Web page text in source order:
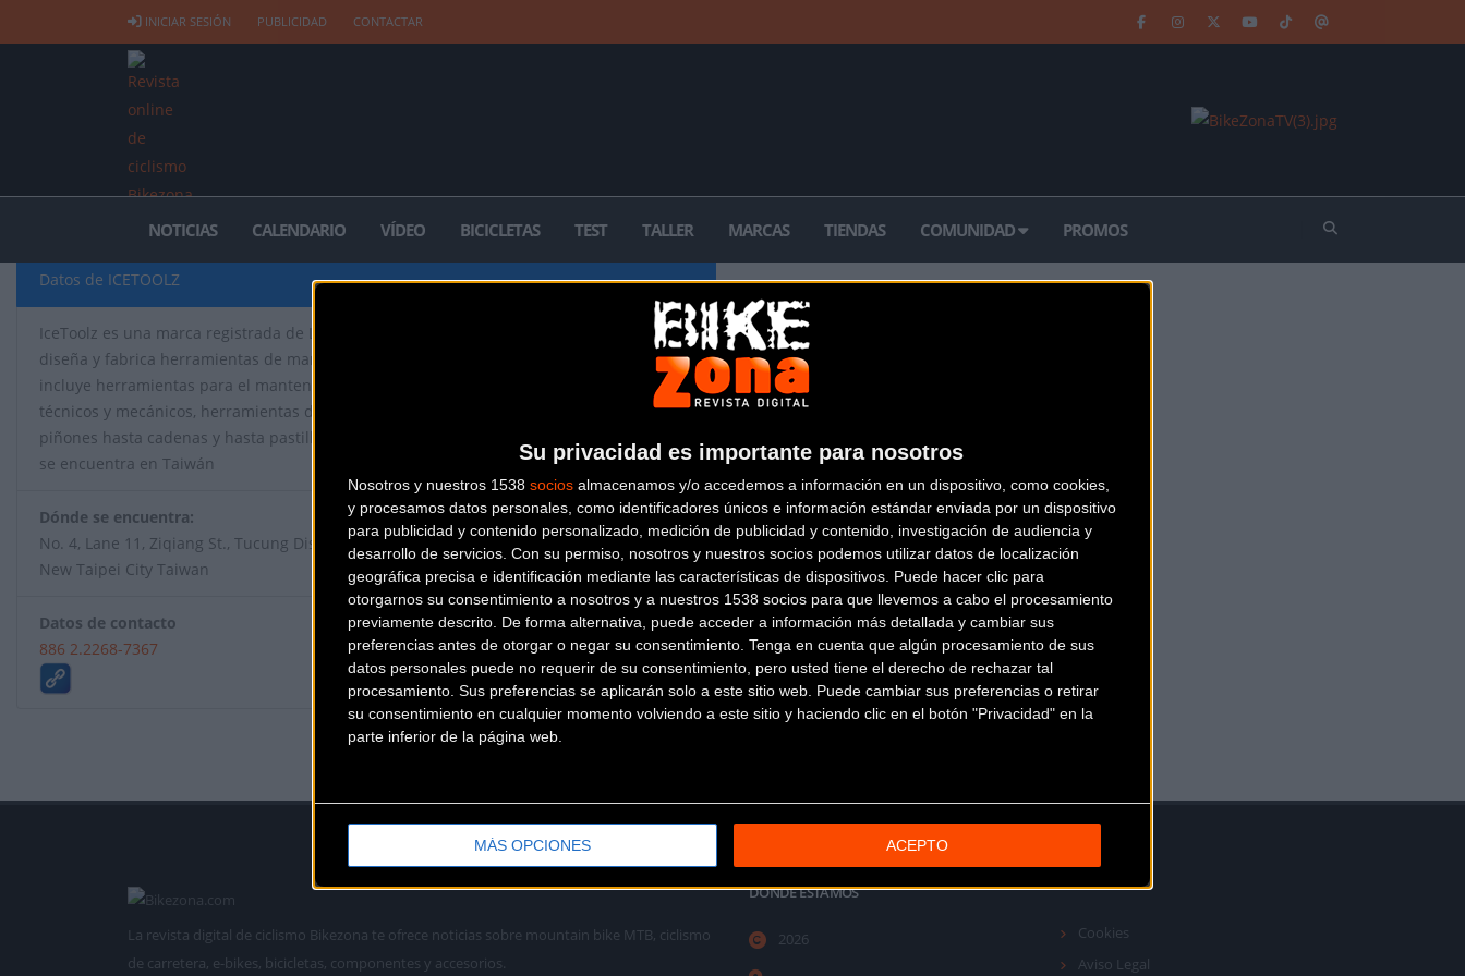
Su privacidad es importante para nosotros
Nosotros y nuestros 1538 socios almacenamos y/o accedemos a información en un dispositivo, como cookies,
y procesamos datos personales, como identificadores únicos e información estándar enviada por un dispositivo
para publicidad y contenido personalizado, medición de publicidad y contenido, investigación de audiencia y
desarrollo de servicios. Con su permiso, nosotros y nuestros socios podemos utilizar datos de localización
geográfica precisa e identificación mediante las características de dispositivos. Puede hacer clic para
otorgarnos su consentimiento a nosotros y a nuestros 1538 socios para que llevemos a cabo el procesamiento
previamente descrito. De forma alternativa, puede acceder a información más detallada y cambiar sus
preferencias antes de otorgar o negar su consentimiento. Tenga en cuenta que algún procesamiento de sus
datos personales puede no requerir de su consentimiento, pero usted tiene el derecho de rechazar tal
procesamiento. Sus preferencias se aplicarán solo a este sitio web. Puede cambiar sus preferencias o retirar
su consentimiento en cualquier momento volviendo a este sitio y haciendo clic en el botón "Privacidad" en la
parte inferior de la página web.
MÁS OPCIONES ACEPTO
INICIAR SESIÓN PUBLICIDAD CONTACTAR
NOTICIAS CALENDARIO VÍDEO BICICLETAS TEST TALLER MARCAS TIENDAS COMUNIDAD PROMOS
Datos de ICETOOLZ
IceToolz es una marca registrada de Lifu Bicycle Co., Ltd. y es la división de negocios que
diseña y fabrica herramientas de mantenimiento de bicicletas. La oferta de IceToolz
incluye herramientas para el mantenimiento periódico, kits de reparación de emergencia
técnicos y mecánicos, herramientas de limpieza y varios componentes que van desde
piñones hasta cadenas y hasta pastillas de freno. la base de producción de Lifu Bicycle
se encuentra en Taiwán
Dónde se encuentra:
No. 4, Lane 11, Ziqiang St., Tucung Dist (23679)
New Taipei City Taiwan
Datos de contacto
886 2.2268-7367
La revista digital de ciclismo Bikezona te ofrece noticias sobre mountain bike MTB, ciclismo
de carretera, e-bikes, bicicletas, componentes y accesorios.
DÓNDE ESTAMOS
2026
Cookies
Aviso Legal